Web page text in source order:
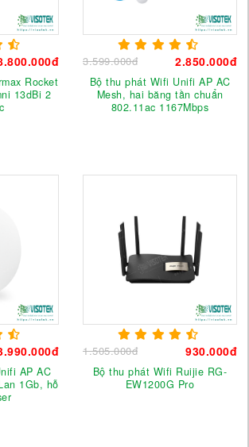
Rocket
13dBi 2
3.599.000đ 2.850.000đ
Bộ thu phát Wifi Unifi AP AC
Mesh, hai băng tần chuẩn
802.11ac 1167Mbps
AP AC
1Gb, hỗ
1.505.000đ 930.000đ
Bộ thu phát Wifi Ruijie RG-
EW1200G Pro